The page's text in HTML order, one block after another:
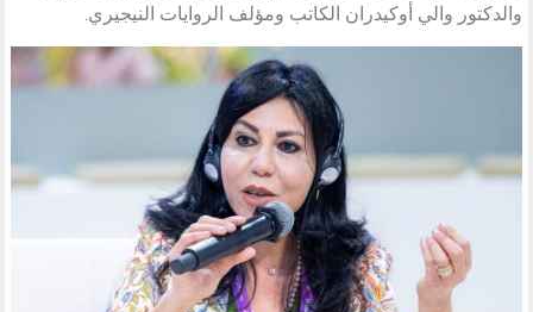
والدكتور والي أوكيدران الكاتب ومؤلف الروايات النيجيري.